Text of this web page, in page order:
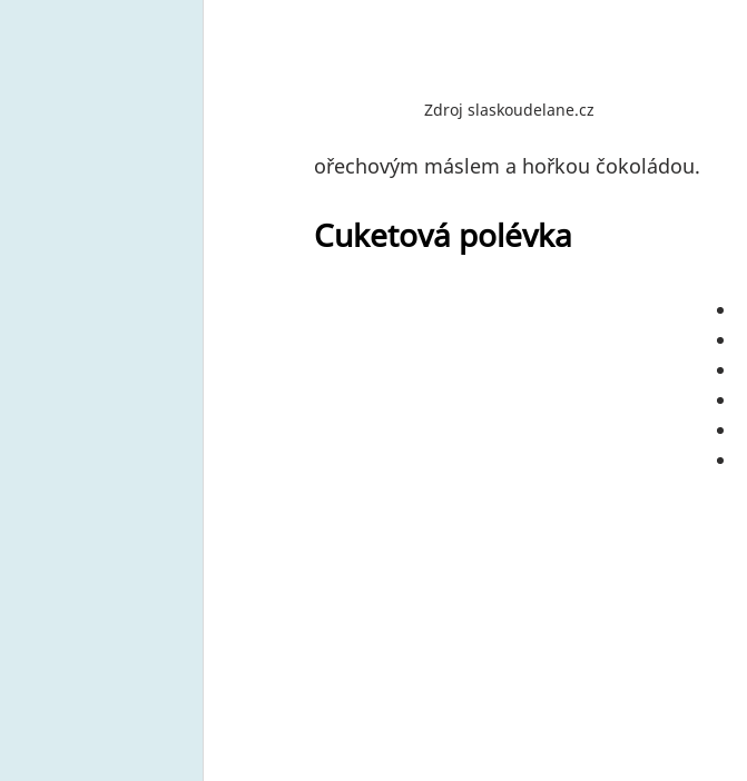
Zdroj slaskoudelane.cz
ořechovým máslem a hořkou čokoládou.
Cuketová polévka